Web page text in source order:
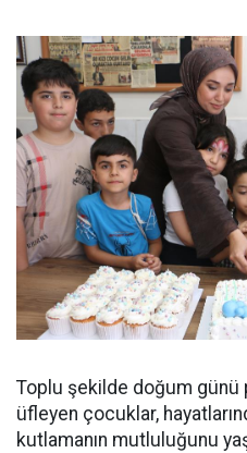
Toplu şekilde doğum günü
üfleyen çocuklar,
kutlamanın mutluluğunu